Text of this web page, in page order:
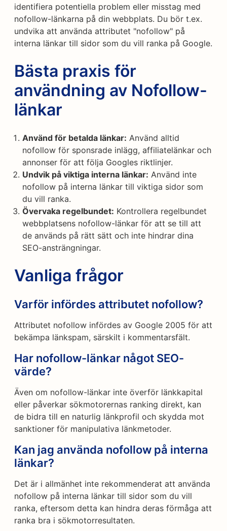
identifiera potentiella problem eller misstag med
nofollow-länkarna på din webbplats. Du bör t.ex.
undvika att använda attributet "nofollow" på
interna länkar till sidor som du vill ranka på Google.
Bästa praxis för
användning av Nofollow-
länkar
Använd för betalda länkar: Använd alltid
nofollow för sponsrade inlägg, affiliatelänkar och
annonser för att följa Googles riktlinjer.
Undvik på viktiga interna länkar: Använd inte
nofollow på interna länkar till viktiga sidor som
du vill ranka.
Övervaka regelbundet: Kontrollera regelbundet
webbplatsens nofollow-länkar för att se till att
de används på rätt sätt och inte hindrar dina
SEO-ansträngningar.
Vanliga frågor
Varför infördes attributet nofollow?
Attributet nofollow infördes av Google 2005 för att
bekämpa länkspam, särskilt i kommentarsfält.
Har nofollow-länkar något SEO-
värde?
Även om nofollow-länkar inte överför länkkapital
eller påverkar sökmotorernas ranking direkt, kan
de bidra till en naturlig länkprofil och skydda mot
sanktioner för manipulativa länkmetoder.
Kan jag använda nofollow på interna
länkar?
Det är i allmänhet inte rekommenderat att använda
nofollow på interna länkar till sidor som du vill
ranka, eftersom detta kan hindra deras förmåga att
ranka bra i sökmotorresultaten.